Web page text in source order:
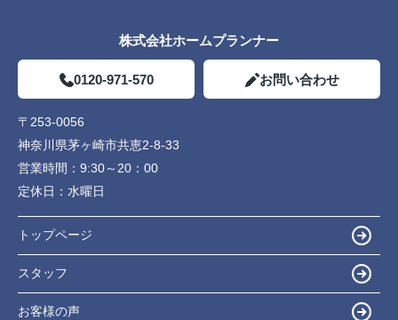
株式会社ホームプランナー
0120-971-570 お問い合わせ
〒253-0056
神奈川県茅ヶ崎市共恵2-8-33
営業時間： 9:30～20：00
定休日： 水曜日
トップページ
スタッフ
お客様の声